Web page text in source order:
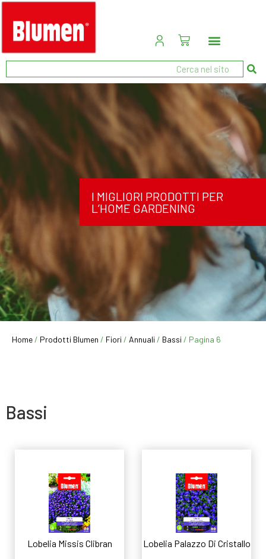
I MIGLIORI PRODOTTI PER
L’HOME GARDENING
Home / Prodotti Blumen / Fiori / Annuali / Bassi / Pagina 6
Bassi
Lobelia Missis Clibran Lobelia Palazzo Di Cristallo